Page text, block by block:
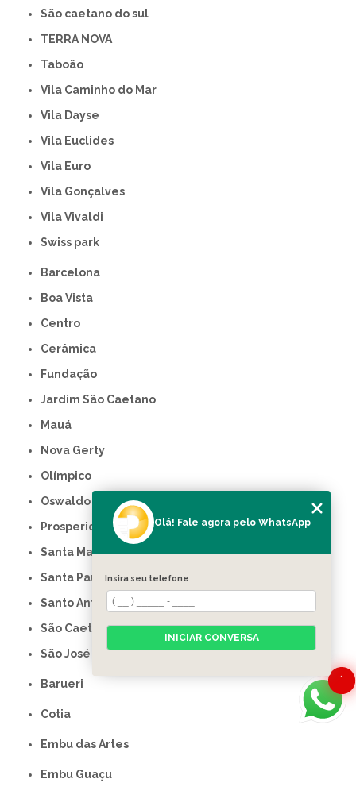
São caetano do sul
TERRA NOVA
Taboão
Vila Caminho do Mar
Vila Dayse
Vila Euclides
Vila Euro
Vila Gonçalves
Vila Vivaldi
swiss park
Barcelona
Boa Vista
Centro
Cerâmica
Fundação
Jardim São Caetano
Mauá
Nova Gerty
Olímpico
Oswaldo Cruz
Prosperidade
Santa Maria
Santa Paula
Santo Antônio
São Caetano do Sul
São José
Barueri
Cotia
Embu das Artes
Embu Guaçu
1
Olá! Fale agora pelo WhatsApp
Insira seu telefone
INICIAR CONVERSA